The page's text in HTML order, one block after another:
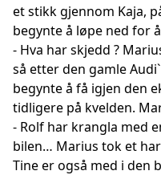
et stikk gjennom Kaja,
begynte å løpe ned for
- Hva har skjedd ?
så etter den gamle
begynte å få igjen den
tidligere på kvelden.
- Rolf har krangla med
bilen… Marius tok et
Tine er også med i den